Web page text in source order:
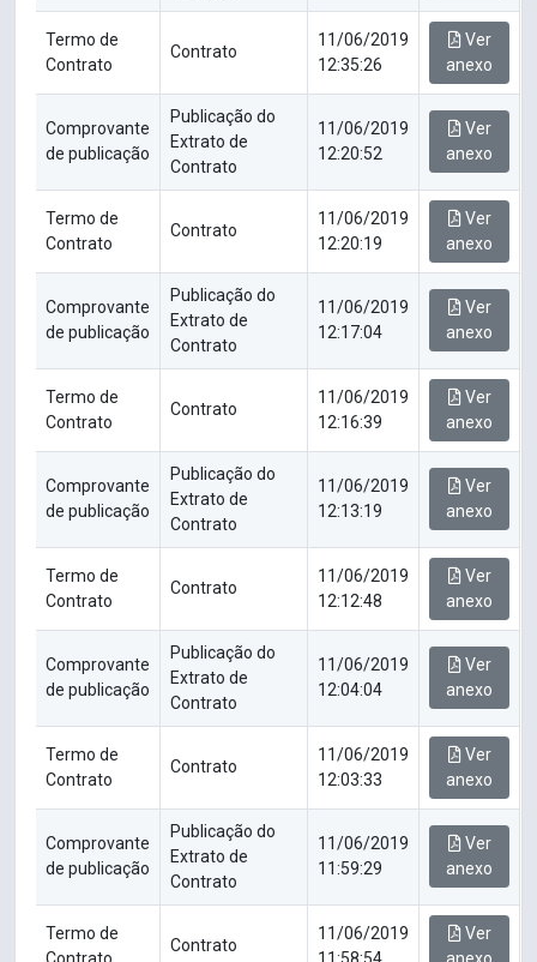
Termo de
Contrato
Contrato
11/06/2019
12:35:26
Ver
anexo
Comprovante
de publicação
Publicação do
Extrato de
Contrato
11/06/2019
12:20:52
Ver
anexo
Termo de
Contrato
Contrato
11/06/2019
12:20:19
Ver
anexo
Comprovante
de publicação
Publicação do
Extrato de
Contrato
11/06/2019
12:17:04
Ver
anexo
Termo de
Contrato
Contrato
11/06/2019
12:16:39
Ver
anexo
Comprovante
de publicação
Publicação do
Extrato de
Contrato
11/06/2019
12:13:19
Ver
anexo
Termo de
Contrato
Contrato
11/06/2019
12:12:48
Ver
anexo
Comprovante
de publicação
Publicação do
Extrato de
Contrato
11/06/2019
12:04:04
Ver
anexo
Termo de
Contrato
Contrato
11/06/2019
12:03:33
Ver
anexo
Comprovante
de publicação
Publicação do
Extrato de
Contrato
11/06/2019
11:59:29
Ver
anexo
Termo de
Contrato
11/06/2019
Ver